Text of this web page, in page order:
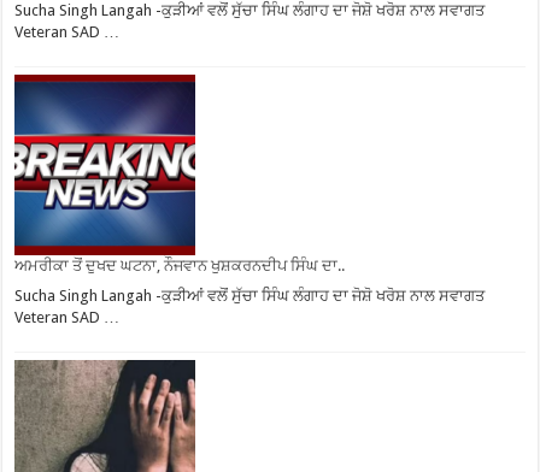
Sucha Singh Langah -ਕੁੜੀਆਂ ਵਲੋਂ ਸੁੱਚਾ ਸਿੰਘ ਲੰਗਾਹ ਦਾ ਜੋਸ਼ੋ ਖਰੋਸ਼ ਨਾਲ ਸਵਾਗਤ
Veteran SAD …
ਅਮਰੀਕਾ ਤੋਂ ਦੁਖਦ ਘਟਨਾ, ਨੌਜਵਾਨ ਖੁਸ਼ਕਰਨਦੀਪ ਸਿੰਘ ਦਾ..
Sucha Singh Langah -ਕੁੜੀਆਂ ਵਲੋਂ ਸੁੱਚਾ ਸਿੰਘ ਲੰਗਾਹ ਦਾ ਜੋਸ਼ੋ ਖਰੋਸ਼ ਨਾਲ ਸਵਾਗਤ
Veteran SAD …